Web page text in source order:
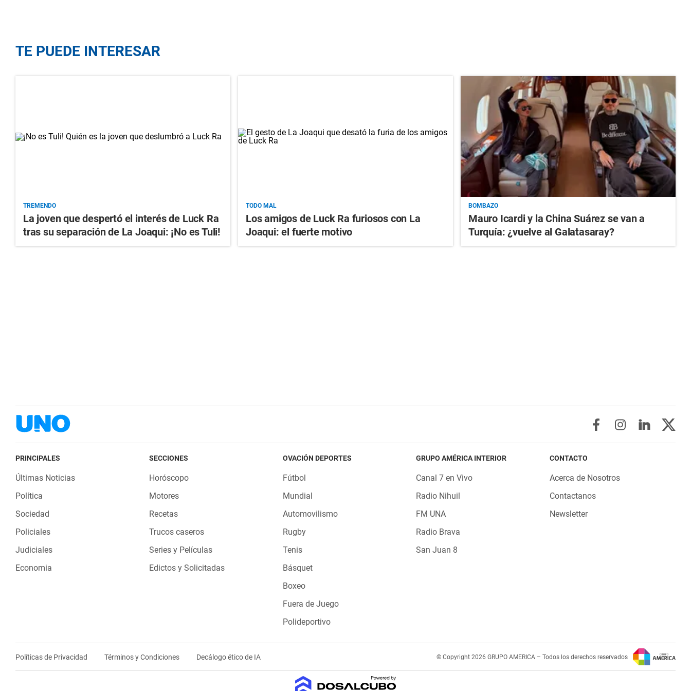
TE PUEDE INTERESAR
TREMENDO
La joven que despertó el interés de Luck Ra
tras su separación de La Joaqui: ¡No es Tuli!
TODO MAL
Los amigos de Luck Ra furiosos con La
Joaqui: el fuerte motivo
BOMBAZO
Mauro Icardi y la China Suárez se van a
Turquía: ¿vuelve al Galatasaray?
PRINCIPALES
Últimas Noticias
Política
Sociedad
Policiales
Judiciales
Economia
SECCIONES
Horóscopo
Motores
Recetas
Trucos caseros
Series y Películas
Edictos y Solicitadas
OVACIÓN DEPORTES
Fútbol
Mundial
Automovilismo
Rugby
Tenis
Básquet
Boxeo
Fuera de Juego
Polideportivo
GRUPO AMÉRICA INTERIOR
Canal 7 en Vivo
Radio Nihuil
FM UNA
Radio Brava
San Juan 8
CONTACTO
Acerca de Nosotros
Contactanos
Newsletter
Políticas de Privacidad Términos y Condiciones Decálogo ético de IA © Copyright 2026 GRUPO AMERICA – Todos los derechos reservados